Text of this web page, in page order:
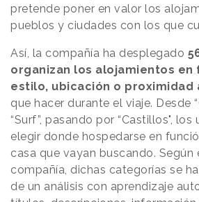
pretende poner en valor los
pueblos y ciudades con los que
Así, la compañía ha desplegado
organizan los alojamientos en
estilo, ubicación o proximidad
que hacer durante el viaje. Desde
“Surf”, pasando por “Castillos",
elegir donde hospedarse en
casa que vayan buscando. Según
compañía, dichas categorías se
de un análisis con aprendizaje